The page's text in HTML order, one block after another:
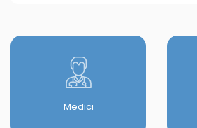
Medici